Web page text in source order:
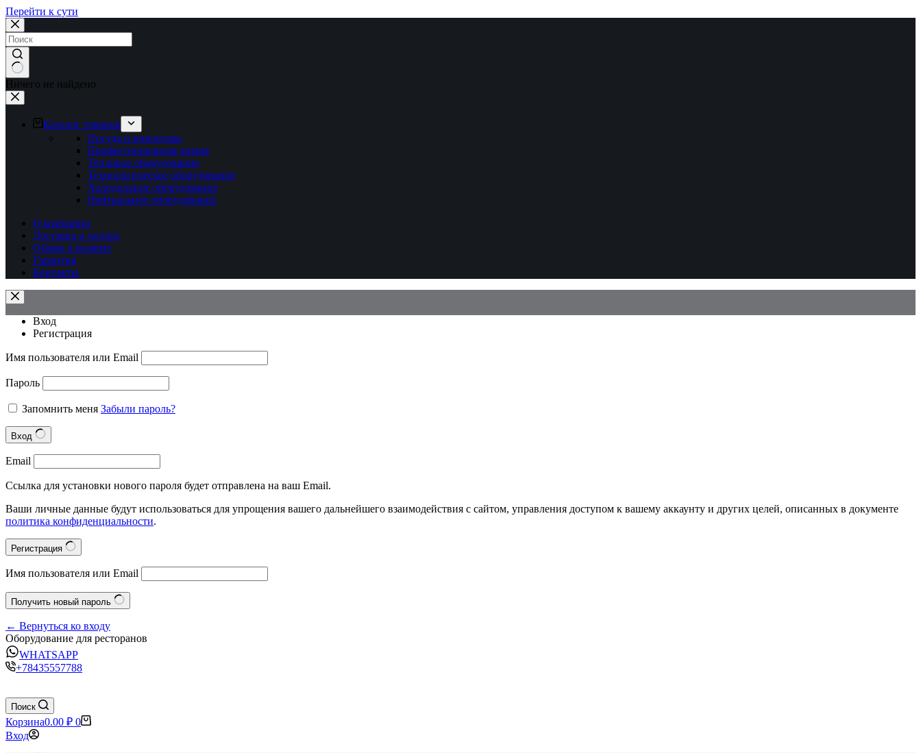
Перейти к сути
Ничего не найдено
Каталог товаров
Посуда и инвентарь
Профессиональная химия
Тепловое оборудование
Технологическое оборудование
Холодильное оборудование
Нейтральное оборудование
О компании
Доставка и оплата
Обмен и возврат
Гарантия
Контакты
Вход
Регистрация
Имя пользователя или Email
Пароль
Запомнить меня Забыли пароль?
Вход
Email
Ссылка для установки нового пароля будет отправлена на ваш Email.
Ваши личные данные будут использоваться для упрощения вашего дальнейшего взаимодействия с сайтом, управления доступом к вашему аккаунту и других целей, описанных в документе
политика конфиденциальности.
Регистрация
Имя пользователя или Email
Получить новый пароль
← Вернуться ко входу
Оборудование для ресторанов
WHATSAPP
+78435557788
Поиск
Корзина0.00 ₽ 0
Вход